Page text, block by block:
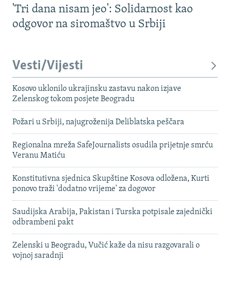
'Tri dana nisam jeo': Solidarnost kao
odgovor na siromaštvo u Srbiji
Vesti/Vijesti
Kosovo uklonilo ukrajinsku zastavu nakon izjave
Zelenskog tokom posjete Beogradu
Požari u Srbiji, najugroženija Deliblatska peščara
Regionalna mreža SafeJournalists osudila prijetnje smrću
Veranu Matiću
Konstitutivna sjednica Skupštine Kosova odložena, Kurti
ponovo traži 'dodatno vrijeme' za dogovor
Saudijska Arabija, Pakistan i Turska potpisale zajednički
odbrambeni pakt
Zelenski u Beogradu, Vučić kaže da nisu razgovarali o
vojnoj saradnji